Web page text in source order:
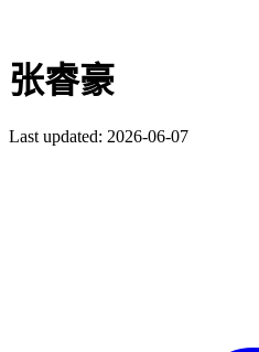
张睿豪
Last updated: 2026-06-07